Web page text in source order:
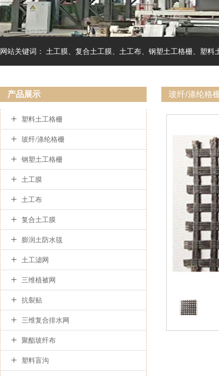
网站关键词： 土工膜 复合土工膜 土工布 钢塑土工格栅 塑料
产品展示
 塑料土工格栅
 玻纤/涤纶格栅
 钢塑土工格栅
 土工膜
 土工布
 复合土工膜
 膨润土防水毯
 土工滤网
 三维植被网
 抗裂贴
 三维复合排水网
 聚酯玻纤布
 塑料盲沟
玻纤/涤纶格